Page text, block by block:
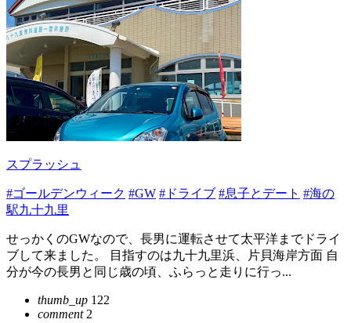
スプラッシュ
#ゴールデンウィーク #GW #ドライブ #息子とデート #海の
駅九十九里
せっかくのGWなので、長男に運転させて太平洋までドライ
ブして来ました。 目指すのは九十九里浜、片貝海岸方面 自
分が今の長男と同じ歳の頃、ふらっと走りに行っ...
thumb_up 122
comment2